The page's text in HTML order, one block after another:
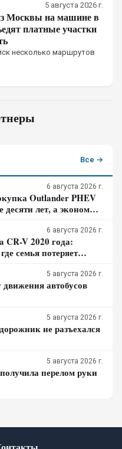
5 августа 2026 г.
Москвы на машине в
платные участки
несколько маршрутов
Все →
6 августа 2026 г.
Outlander PHEV
лет, а экономия
6 августа 2026 г.
V 2020 года:
семья потеряет
5 августа 2026 г.
автобусов
5 августа 2026 г.
не разъехался
5 августа 2026 г.
перелом руки